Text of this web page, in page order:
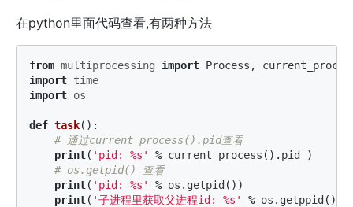
在python里面代码查看,有两种方法
from multiprocessing import Process ,
import time
import os
def task():
print( 'pid: %s' % current_process (). pid
)
print( 'pid: %s' % os . getpid())
print( '子进程里获取父进程id: %s' % os . getppid())